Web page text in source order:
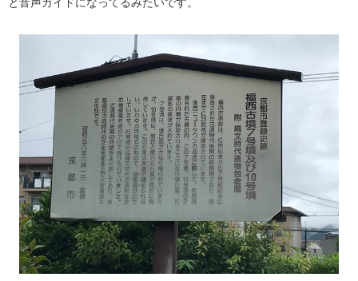
と音声ガイドになってるみたいです。